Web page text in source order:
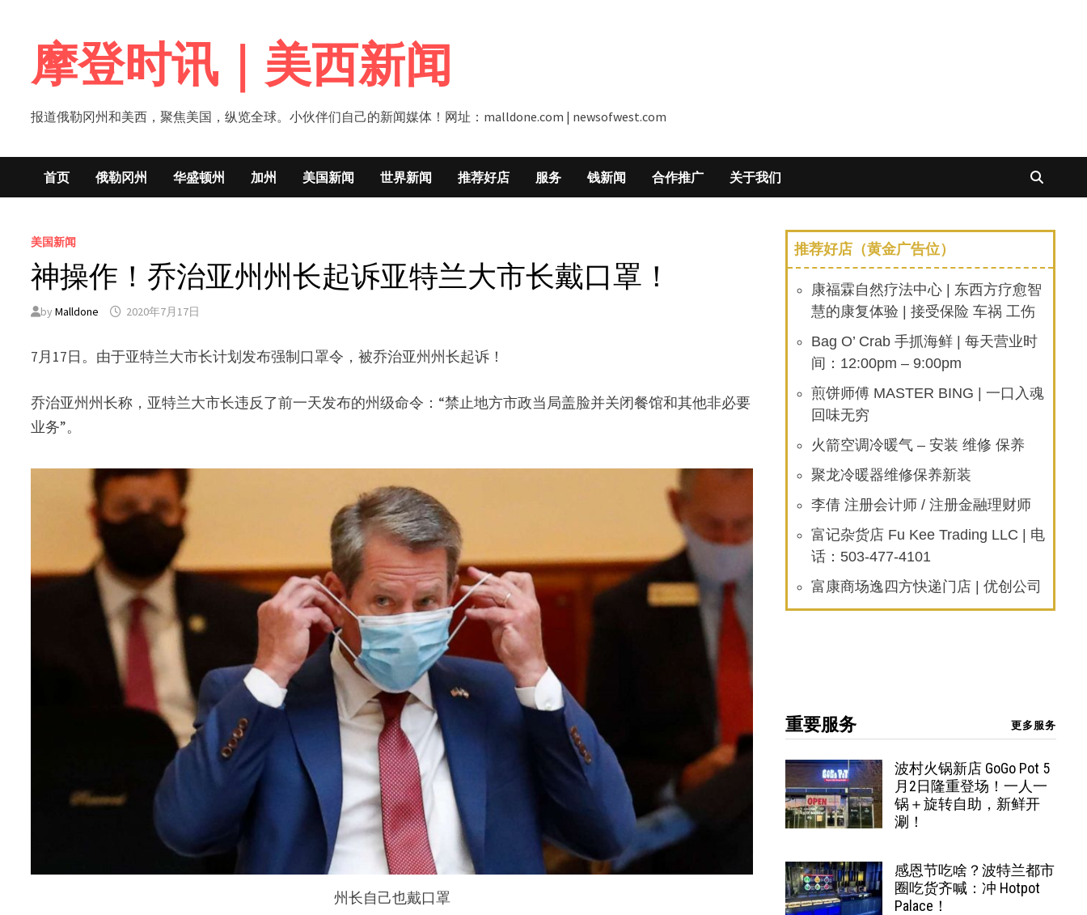
content摩登时讯｜美西新闻
报道俄勒冈州和美西，聚焦美国，纵览全球。小伙伴们自己的新闻媒体！网址：malldone.com | newsofwest.com
首页 俄勒冈州 华盛顿州 加州 美国新闻 世界新闻 推荐好店 服务 钱新闻 合作推广 关于我们
美国新闻
神操作！乔治亚州州长起诉亚特兰大市长戴口罩！
byMalldone 2020年7月17日
7月17日。由于亚特兰大市长计划发布强制口罩令，被乔治亚州州长起诉！
乔治亚州州长称，亚特兰大市长违反了前一天发布的州级命令：“禁止地方市政当局盖脸并关闭餐馆和其他非必要
业务”。
州长自己也戴口罩
推荐好店（黄金广告位）
康福霖自然疗法中心 | 东西方疗愈智
慧的康复体验 | 接受保险 车祸 工伤
Bag O’ Crab 手抓海鲜 | 每天营业时
间：12:00pm – 9:00pm
煎饼师傅 MASTER BING | 一口入魂
回味无穷
火箭空调冷暖气 – 安装 维修 保养
聚龙冷暖器维修保养新装
李倩 注册会计师 / 注册金融理财师
富记杂货店 Fu Kee Trading LLC | 电
话：503-477-4101
富康商场逸四方快递门店 | 优创公司
重要服务 更多服务
波村火锅新店 GoGo Pot 5
月2日隆重登场！一人一
锅＋旋转自助，新鲜开
涮！
感恩节吃啥？波特兰都市
圈吃货齐喊：冲 Hotpot
Palace！